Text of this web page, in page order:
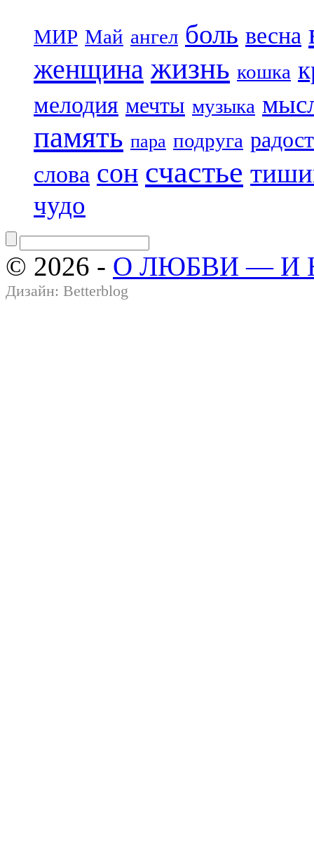
МИР Май ангел боль весна
женщина жизнь кошка
мелодия мечты музыка
память пара подруга
слова сон счастье
чудо
© 2026 - О ЛЮБВИ — И
Дизайн: Betterblog